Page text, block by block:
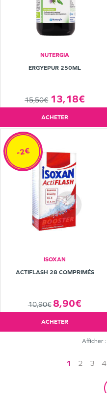
NUTERGIA
ERGYEPUR 250ML
15,50€ 13,18€
ACHETER
ISOXAN
ACTIFLASH 28 COMPRIMÉS
10,90€ 8,90€
-2€
ACHETER
Afficher :
1 2 3 4